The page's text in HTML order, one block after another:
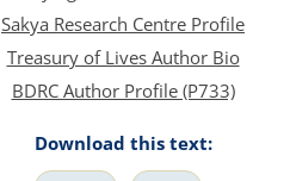
Sakya Research Centre Profile
Treasury of Lives Author Bio
BDRC Author Profile (P733)
Download this text: